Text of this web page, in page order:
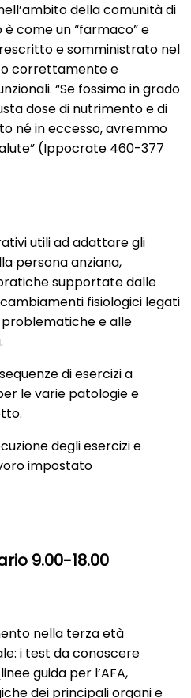
della comunità di
è come un “farmaco” e
e somministrato nel
correttamente e
“Se fossimo in grado
dose di nutrimento e di
né in eccesso, avremmo
(Ippocrate 460-377
utili ad adattare gli
persona anziana,
supportate dalle
fisiologici legati
e alle
di esercizi a
le varie patologie e
degli esercizi e
impostato
9.00-18.00
nella terza età
i test da conoscere
guida per l’AFA,
dei principali organi e